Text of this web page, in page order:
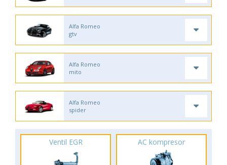
Alfa Romeo
gtv
Alfa Romeo
mito
Alfa Romeo
spider
Ventil EGR AC kompresor